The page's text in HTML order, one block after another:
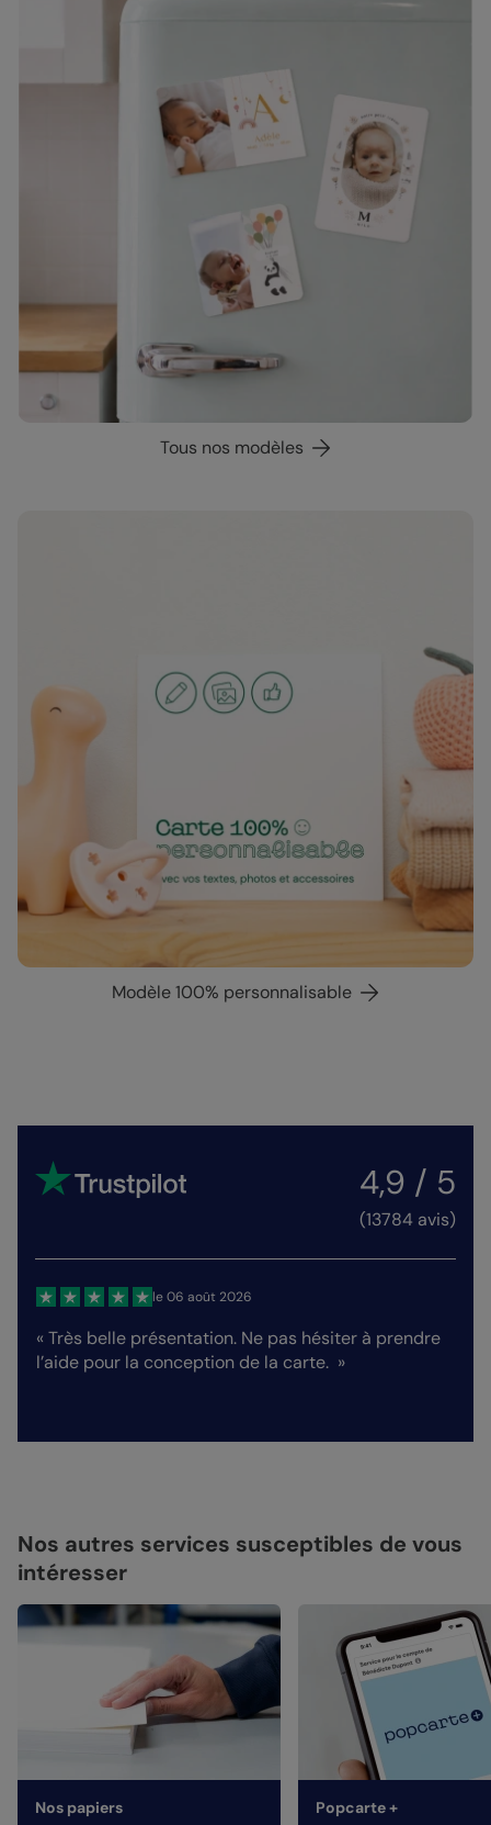
Tous nos modèles
Modèle 100% personnalisable
4,9 / 5
(13784 avis)
le 06 août 2026
« Très belle présentation. Ne pas hésiter à prendre
l’aide pour la conception de la carte. »
Nos autres services susceptibles de vous
intéresser
Nos papiers Popcarte +